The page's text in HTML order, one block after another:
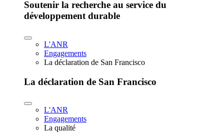
Soutenir la recherche au service du
développement durable
L'ANR
Engagements
La déclaration de San Francisco
La déclaration de San Francisco
L'ANR
Engagements
La qualité